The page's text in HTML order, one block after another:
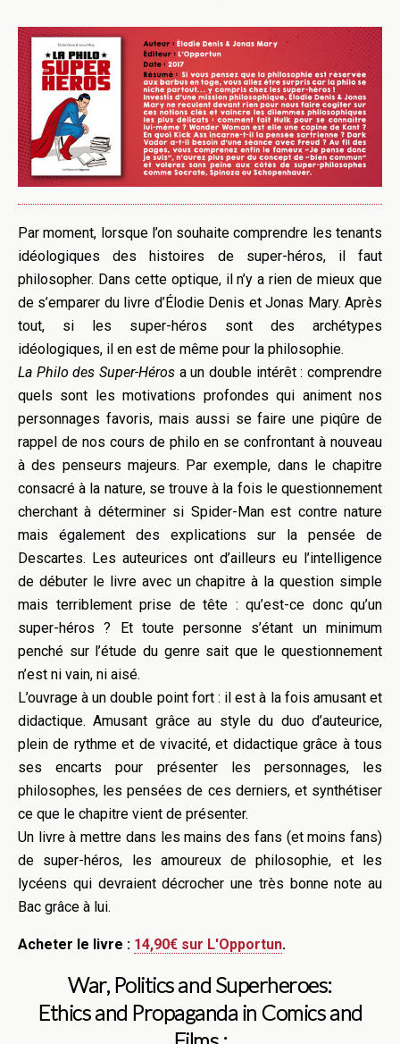
Par moment, lorsque l’on souhaite comprendre les tenants
idéologiques des histoires de super-héros, il faut
philosopher. Dans cette optique, il n’y a rien de mieux que
de s’emparer du livre d’Élodie Denis et Jonas Mary. Après
tout, si les super-héros sont des archétypes
idéologiques, il en est de même pour la philosophie.
La Philo des Super-Héros a un double intérêt : comprendre
quels sont les motivations profondes qui animent nos
personnages favoris, mais aussi se faire une piqûre de
rappel de nos cours de philo en se confrontant à nouveau
à des penseurs majeurs. Par exemple, dans le chapitre
consacré à la nature, se trouve à la fois le questionnement
cherchant à déterminer si Spider-Man est contre nature
mais également des explications sur la pensée de
Descartes. Les auteurices ont d’ailleurs eu l’intelligence
de débuter le livre avec un chapitre à la question simple
mais terriblement prise de tête : qu’est-ce donc qu’un
super-héros ? Et toute personne s’étant un minimum
penché sur l’étude du genre sait que le questionnement
n’est ni vain, ni aisé.
L’ouvrage à un double point fort : il est à la fois amusant et
didactique. Amusant grâce au style du duo d’auteurice,
plein de rythme et de vivacité, et didactique grâce à tous
ses encarts pour présenter les personnages, les
philosophes, les pensées de ces derniers, et synthétiser
ce que le chapitre vient de présenter.
Un livre à mettre dans les mains des fans (et moins fans)
de super-héros, les amoureux de philosophie, et les
lycéens qui devraient décrocher une très bonne note au
Bac grâce à lui.
Acheter le livre : 14,90€ sur L'Opportun.
War, Politics and Superheroes:
Ethics and Propaganda in Comics and